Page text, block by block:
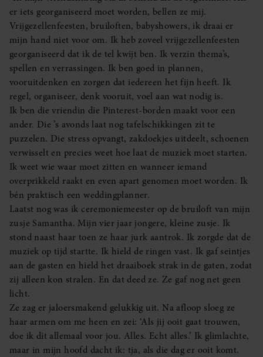
er iets georganiseerd moet worden, bellen ze mij.
Vrijgezellenfeesten, bruiloften, babyshowers, ik draai er
mijn hand niet voor om. Ik heb zoveel vrijgezellenfeesten
georganiseerd dat ik de tel kwijt ben. Ik verzin thema’s,
spellen en verrassingen. Ik ben goed in plannen,
vooruitdenken en zorgen dat iedereen het fijn heeft. Ik
regel, organiseer, denk vooruit, voel aan wat nodig is.
Ik ben die vriendin die Pinterest-borden maakt voor een
ander. Die ’s avonds laat nog tafelschikkingen zit te
puzzelen. Die stress opvangt, zakdoekjes uitdeelt, schoenen
verwisselt en precies weet hoe laat de muziek moet starten.
Ik weet wie waar moet zitten en wanneer iemand
overprikkeld raakt en even apart genomen moet worden. Ik
bén praktisch een weddingplanner.
Laatst nog was ik ceremoniemeester op de bruiloft van mijn
zusje Samantha. Mijn vier jaar jongere, kleine zusje. Ik
stond naast haar toen ze haar jurk aantrok. Ik zorgde dat de
muziek op tijd startte. Ik hield de ringen vast. Ik gaf seintjes
aan de gasten en hield het draaiboek strak in de gaten, zodat
zij alleen kon stralen. En dat deed ze. Ze gaf nog net geen
licht.
Ze zag er jaloersmakend gelukkig uit. Na afloop sloeg ze
haar armen om me heen en zei: ‘Als jij ooit gaat trouwen,
doe ik dit allemaal voor jou. Alles. Echt alles.’ Ik glimlachte,
maar in mijn hoofd dacht ik: tja, als die dag er ooit komt.